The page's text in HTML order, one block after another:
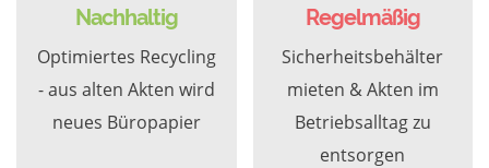
Nachhaltig
Optimiertes Recycling
- aus alten Akten wird
neues Büropapier
Regelmäßig
Sicherheitsbehälter
mieten & Akten im
Betriebsalltag zu
entsorgen